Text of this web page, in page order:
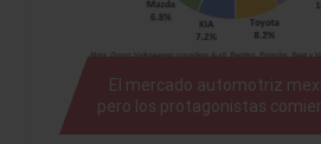
El mercado automotriz
pero los protagonistas